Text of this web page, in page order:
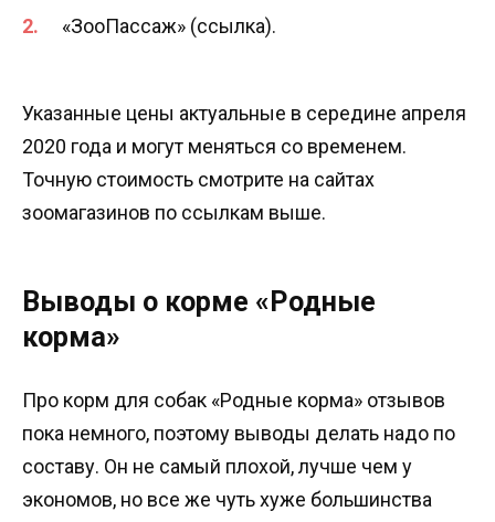
«ЗооПассаж» (ссылка).
Указанные цены актуальные в середине апреля
2020 года и могут меняться со временем.
Точную стоимость смотрите на сайтах
зоомагазинов по ссылкам выше.
Выводы о корме «Родные
корма»
Про корм для собак «Родные корма» отзывов
пока немного, поэтому выводы делать надо по
составу. Он не самый плохой, лучше чем у
экономов, но все же чуть хуже большинства